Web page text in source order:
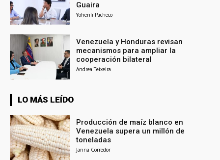
Guaira
Yohenli Pacheco
Venezuela y Honduras revisan
mecanismos para ampliar la
cooperación bilateral
Andrea Teixeira
LO MÁS LEÍDO
Producción de maíz blanco en
Venezuela supera un millón de
toneladas
Janna Corredor